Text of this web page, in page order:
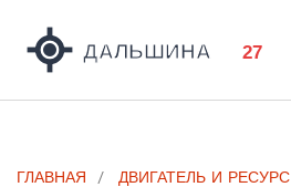
ГЛАВНАЯ
ДВИГАТЕЛЬ И РЕСУРС